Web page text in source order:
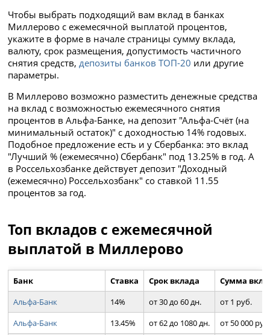
Чтобы выбрать подходящий вам вклад в банках
Миллерово с ежемесячной выплатой процентов,
укажите в форме в начале страницы сумму вклада,
валюту, срок размещения, допустимость частичного
снятия средств,депозиты банков ТОП-20 или другие
параметры.
В Миллерово возможно разместить денежные средства
на вклад с возможностью ежемесячного снятия
процентов в Альфа-Банке, на депозит "Альфа-Счёт (на
минимальный остаток)" с доходностью 14% годовых.
Подобное предложение есть и у Сбербанка: это вклад
"Лучший % (ежемесячно) Сбербанк" под 13.25% в год. А
в Россельхозбанке действует депозит "Доходный
(ежемесячно) Россельхозбанк" со ставкой 11.55
процентов за год.
Топ вкладов с ежемесячной
выплатой в Миллерово
Банк Ставка Срок вклада
Сумма
Альфа-Банк
14% от 30 до 60 дн.
от 1 руб.
Альфа-Банк
13.45% от 62 до 1080 дн.
от 50 000